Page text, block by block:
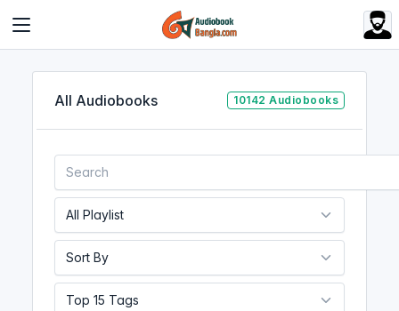
All Audiobooks 10142 Audiobooks